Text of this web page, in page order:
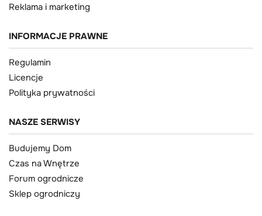
Reklama i marketing
INFORMACJE PRAWNE
Regulamin
Licencje
Polityka prywatności
NASZE SERWISY
Budujemy Dom
Czas na Wnętrze
Forum ogrodnicze
Sklep ogrodniczy